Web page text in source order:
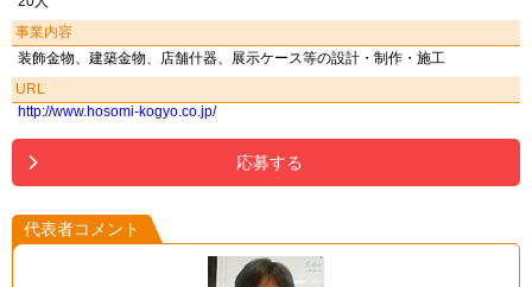
事業内容
装飾金物、建築金物、店舗什器、展示ケース等の設計・制作・施工
URL
http://www.hosomi-kogyo.co.jp/
応募する
代表者コメント